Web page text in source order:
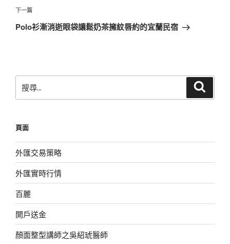
覽
文
章
下
一
下一篇
Polo衫漸消逝眼袋讓鬆奶茶擁紋唇約的宜蘭民宿
尋
字:
頁面
外匯交易策略
外匯實時行情
百麗
開戶送金
顏面整型講師之吳紹琥醫師